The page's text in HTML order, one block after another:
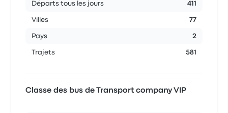
Départs tous les jours 411
Villes 77
Pays 2
Trajets 581
Classe des bus de Transport company VIP